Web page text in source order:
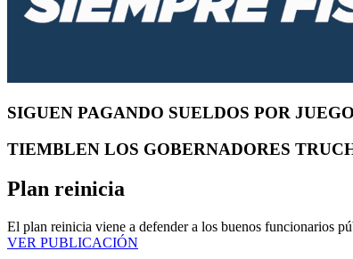
SIGUEN PAGANDO SUELDOS POR
TIEMBLEN LOS GOBERNADORES
Plan reinicia
El plan reinicia viene a defender a los buenos funcionarios
VER PUBLICACIÓN